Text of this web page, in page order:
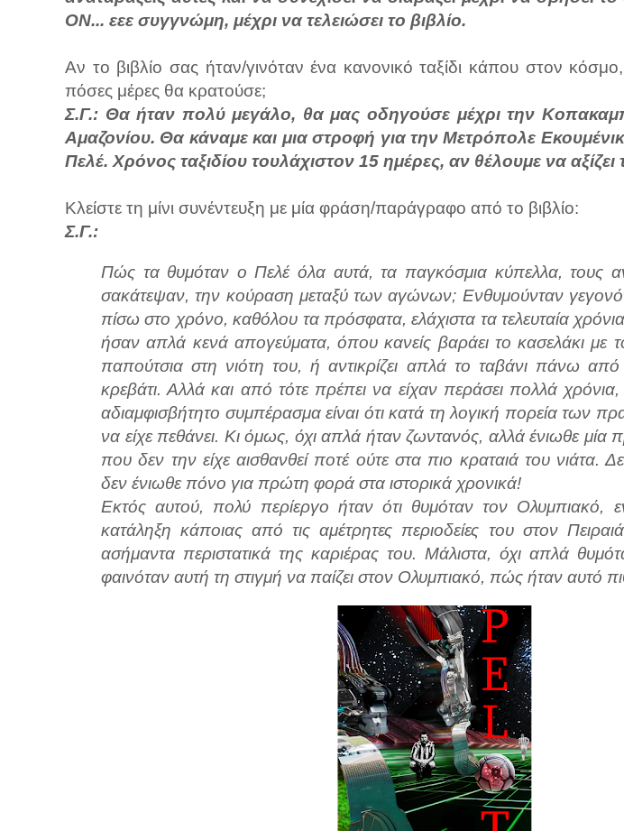
ΟΝ... εεε συγγνώμη, μέχρι να τελειώσει το βιβλίο.
Αν το βιβλίο σας ήταν/γινόταν ένα κανονικό ταξίδι κάπου στον
πόσες μέρες θα κρατούσε;
Σ.Γ.: Θα ήταν πολύ μεγάλο, θα μας οδηγούσε μέχρι την
Αμαζονίου. Θα κάναμε και μια στροφή για την Μετρόπολε
Πελέ. Χρόνος ταξιδίου τουλάχιστον 15 ημέρες, αν θέλουμε να
Κλείστε τη μίνι συνέντευξη με μία φράση/παράγραφο από το βιβλίο:
Σ.Γ.:
Πώς τα θυμόταν ο Πελέ όλα αυτά, τα παγκόσμια κύπελλα, τους
σακάτεψαν, την κούραση μεταξύ των αγώνων; Ενθυμούνταν
πίσω στο χρόνο, καθόλου τα πρόσφατα, ελάχιστα τα τελευταία
ήσαν απλά κενά απογεύματα, όπου κανείς βαράει το κασελάκι με
παπούτσια στη νιότη του, ή αντικρίζει απλά το ταβάνι πάνω
κρεβάτι. Αλλά και από τότε πρέπει να είχαν περάσει πολλά
αδιαμφισβήτητο συμπέρασμα είναι ότι κατά τη λογική πορεία των
να είχε πεθάνει. Κι όμως, όχι απλά ήταν ζωντανός, αλλά ένιωθε μία
που δεν την είχε αισθανθεί ποτέ ούτε στα πιο κραταιά του νιάτα.
δεν ένιωθε πόνο για πρώτη φορά στα ιστορικά χρονικά!
Εκτός αυτού, πολύ περίεργο ήταν ότι θυμόταν τον Ολυμπιακό,
κατάληξη κάποιας από τις αμέτρητες περιοδείες του στον
ασήμαντα περιστατικά της καριέρας του. Μάλιστα, όχι απλά
φαινόταν αυτή τη στιγμή να παίζει στον Ολυμπιακό, πώς ήταν αυτό